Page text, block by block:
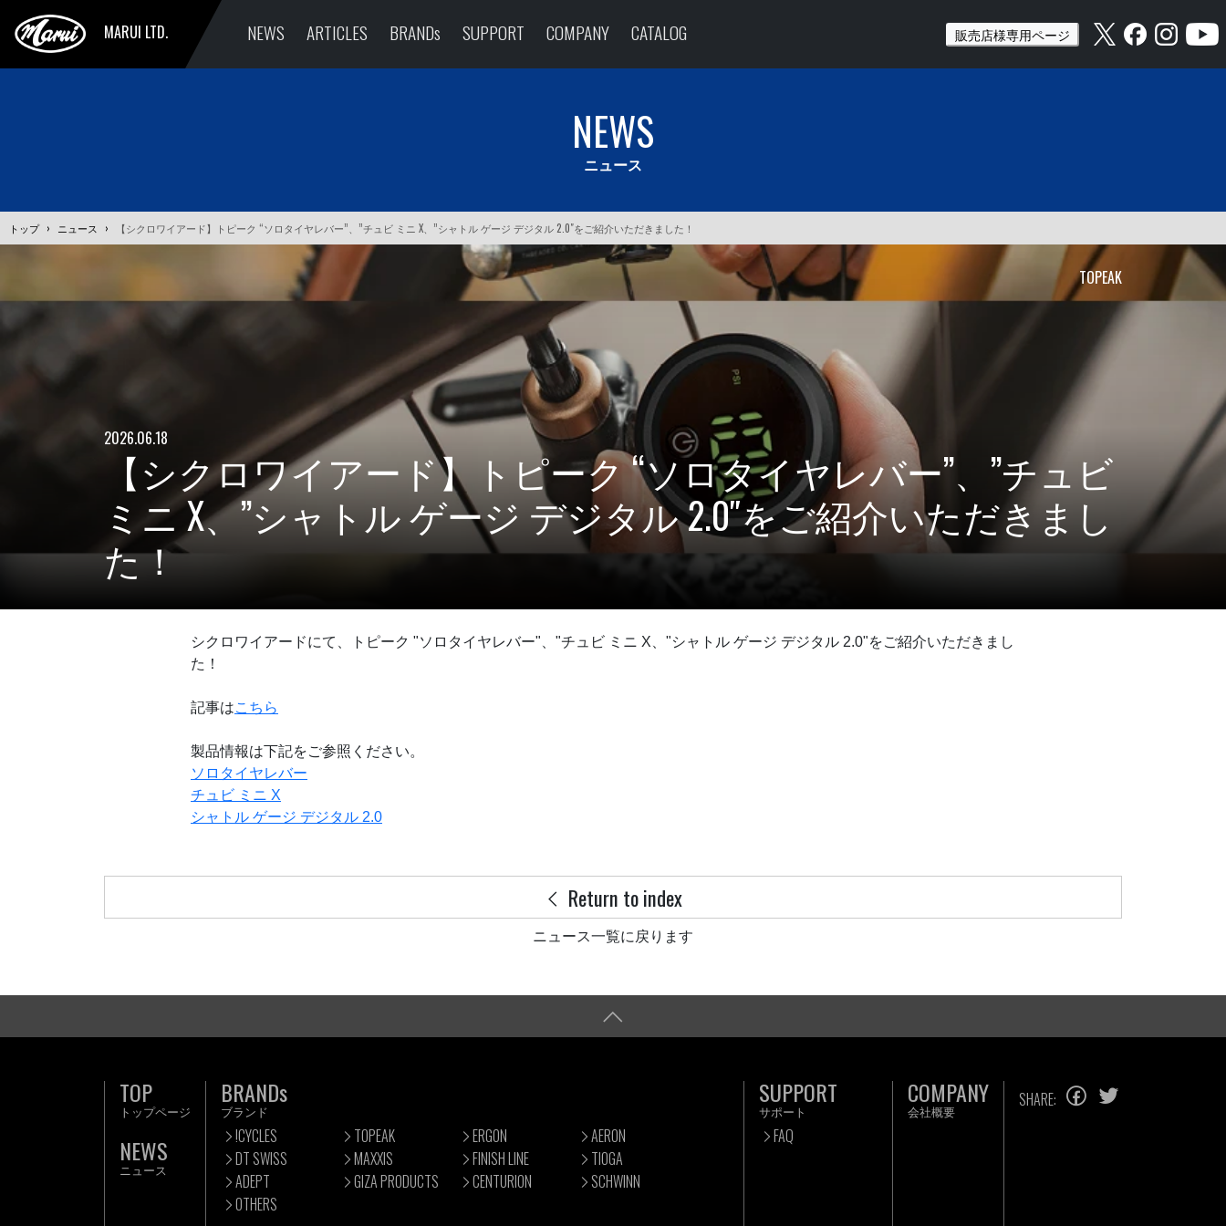
MARUI LTD. NEWS ARTICLES BRANDs SUPPORT COMPANY CATALOG 販売店様専用ページ
NEWS
ニュース
トップ › ニュース › 【シクロワイアード】トピーク “ソロタイヤレバー”、”チュビ ミニ X、”シャトル ゲージ デジタル 2.0″をご紹介いただきました！
TOPEAK
2026.06.18
【シクロワイアード】トピーク “ソロタイヤレバー”、”チュビ
ミニ X、”シャトル ゲージ デジタル 2.0″をご紹介いただきまし
た！
シクロワイアードにて、トピーク "ソロタイヤレバー"、"チュビ ミニ X、"シャトル ゲージ デジタル 2.0"をご紹介いただきまし
た！
記事はこちら
製品情報は下記をご参照ください。
ソロタイヤレバー
チュビ ミニ X
シャトル ゲージ デジタル 2.0
Return to index
ニュース一覧に戻ります
TOP
トップページ
NEWS
ニュース
BRANDs
ブランド
!CYCLES TOPEAK ERGON
AERON
DT SWISS
MAXXIS FINISH LINE
TIOGA
ADEPT
GIZA PRODUCTS CENTURION
SCHWINN
OTHERS
SUPPORT
サポート
FAQ
COMPANY
会社概要
SHARE: